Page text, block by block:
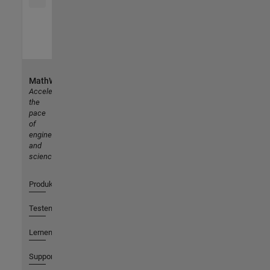
MathWorks
Accelerating
the
pace
of
engineering
and
science
Produkte
Testen oder Kaufen
Lernen
Support